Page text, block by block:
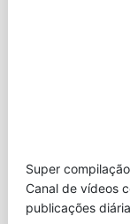
Super
Canal de vídeos
publicações